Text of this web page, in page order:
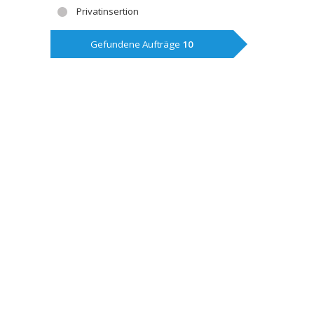
Privatinsertion
Gefundene Aufträge 10